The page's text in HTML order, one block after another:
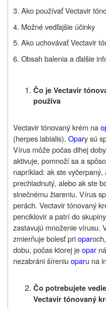
3. Ako používaťVectavir
4. Možné vedľajšie účinky
5. Ako uchovávaťVectavir
6. Obsah balenia a ďalšie
Čo je Vectavir
používa
Vectavir tónovaný krém na
(herpes labialis). Opary sú
Vírus môže počas dlhej
aktivuje, pomnoží sa a
napríklad: ak ste
prechladnutý, alebo ak ste
slnečnému žiareniu. Vírus
perách. Vectavir tónovaný
penciklovir a patrí do
zastavujú množenie vírusu.
zmierňuje bolesť priopar
dobu, počas ktorej jeopar
nezabráni šíreniu oparu na
Čo potrebujete
Vectavir tónovaný